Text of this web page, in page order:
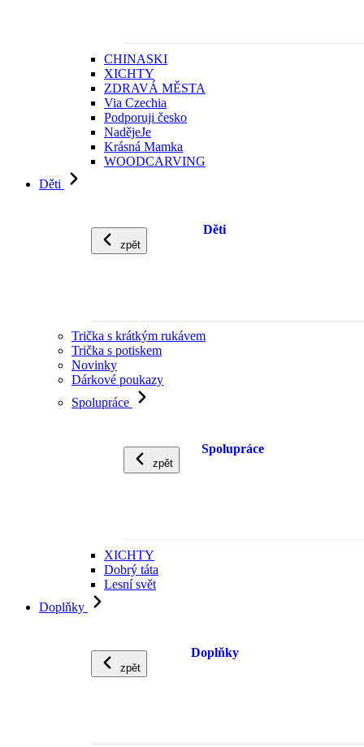
CHINASKI
XICHTY
ZDRAVÁ MĚSTA
Via Czechia
Podporuji česko
NadějeJe
Krásná Mamka
WOODCARVING
Děti
zpět
Děti
Trička s krátkým rukávem
Trička s potiskem
Novinky
Dárkové poukazy
Spolupráce
zpět
Spolupráce
XICHTY
Dobrý táta
Lesní svět
Doplňky
zpět
Doplňky